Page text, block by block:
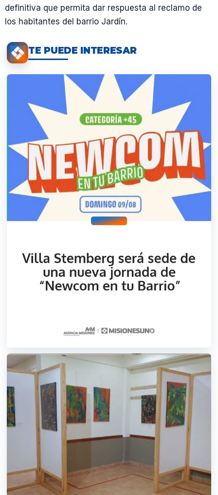
definitiva que permita dar respuesta al reclamo de
los habitantes del barrio Jardín.
TE PUEDE INTERESAR